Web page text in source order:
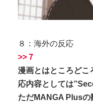
８：海外の反応
>>７
漫画とはところどこ
応内容としては
ただMANGA Plusの